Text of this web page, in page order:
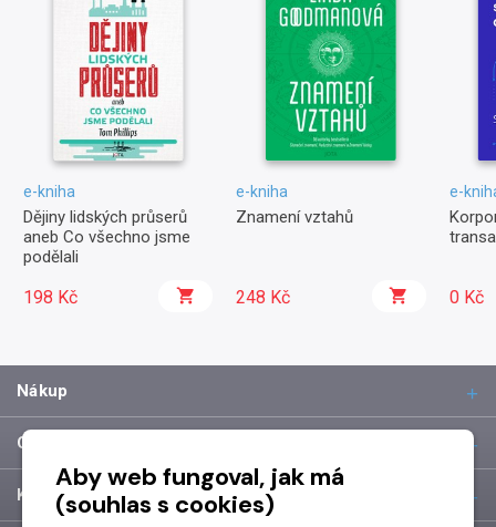
e-kniha
Dějiny lidských průserů
aneb Co všechno jsme
podělali
198 Kč
e-kniha
Znamení vztahů
248 Kč
e-
0 Kč
Nákup
O společnosti
Kontakt
Aby web fungoval, jak má
(souhlas s cookies)